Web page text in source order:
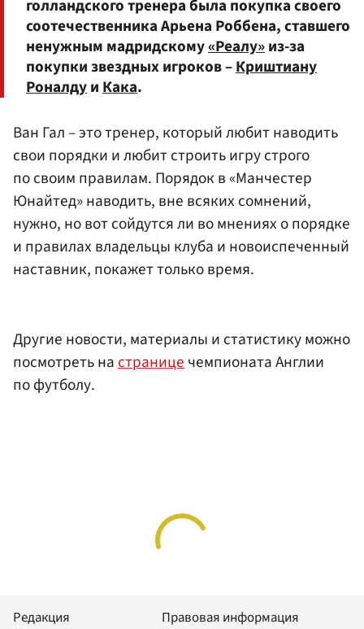
голландского тренера была покупка своего
соотечественника Арьена Роббена, ставшего
ненужным мадридскому«Реалу»из-за
покупки звездных игроков –Криштиану
РоналдуиКака.
Ван Гал – это тренер, который любит наводить
свои порядки и любит строить игру строго
по своим правилам. Порядок в «Манчестер
Юнайтед» наводить, вне всяких сомнений,
нужно, но вот сойдутся ли во мнениях о порядке
и правилах владельцы клуба и новоиспеченный
наставник, покажет только время.
Другие новости, материалы и статистику можно
посмотреть настраницечемпионата Англии
по футболу.
Редакция
Правовая информация